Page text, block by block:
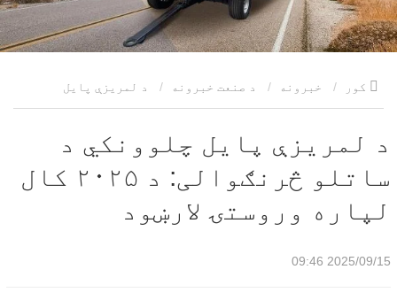
خبرونه د صنعت خبرونه د لمریزې پایل
د لمریزې پایل چلوونکي د
ساتلو څرنګوالی: د ۲۰۲۵ کال
لپاره وروستۍ لارښود
2025/09/15 09:46